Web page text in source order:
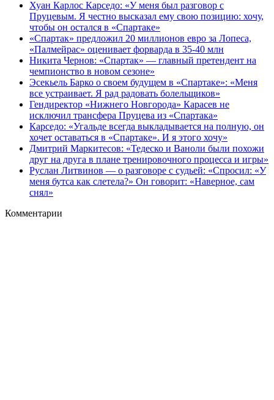
Хуан Карлос Карседо: «У меня был разговор с
Пруцевым. Я честно высказал ему свою позицию: хочу,
чтобы он остался в «Спартаке»
«Спартак» предложил 20 миллионов евро за Лопеса,
«Палмейрас» оценивает форварда в 35-40 млн
Никита Чернов: «Спартак» — главный претендент на
чемпионство в новом сезоне»
Эсекьель Барко о своем будущем в «Спартаке»: «Меня
все устраивает. Я рад радовать болельщиков»
Гендиректор «Нижнего Новгорода» Карасев не
исключил трансфера Пруцева из «Спартака»
Карседо: «Угальде всегда выкладывается на полную, он
хочет оставаться в «Спартаке». И я этого хочу»
Дмитрий Маркитесов: «Тедеско и Ваноли были похожи
друг на друга в плане тренировочного процесса и игры»
Руслан Литвинов — о разговоре с судьей: «Спросил: «У
меня бутса как слетела?» Он говорит: «Наверное, сам
снял»
Комментарии